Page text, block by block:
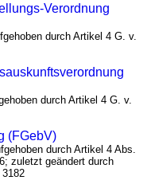
Verordnung
durch Artikel 4 G. v.
durch Artikel 4 G. v.
(FGebV)
durch Artikel 4 Abs.
zuletzt geändert durch